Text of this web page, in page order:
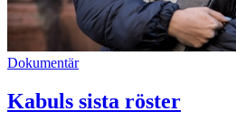
Dokumentär
Kabuls sista röster